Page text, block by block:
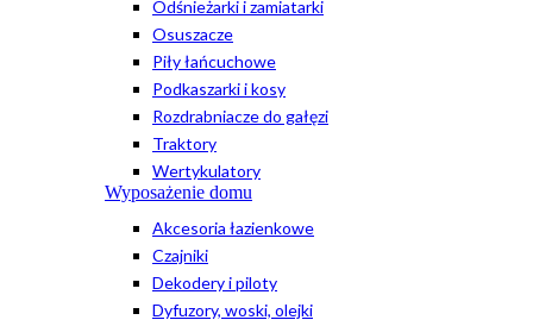
Odśnieżarki i zamiatarki
Osuszacze
Piły łańcuchowe
Podkaszarki i kosy
Rozdrabniacze do gałęzi
Traktory
Wertykulatory
Wyposażenie domu
Akcesoria łazienkowe
Czajniki
Dekodery i piloty
Dyfuzory, woski, olejki